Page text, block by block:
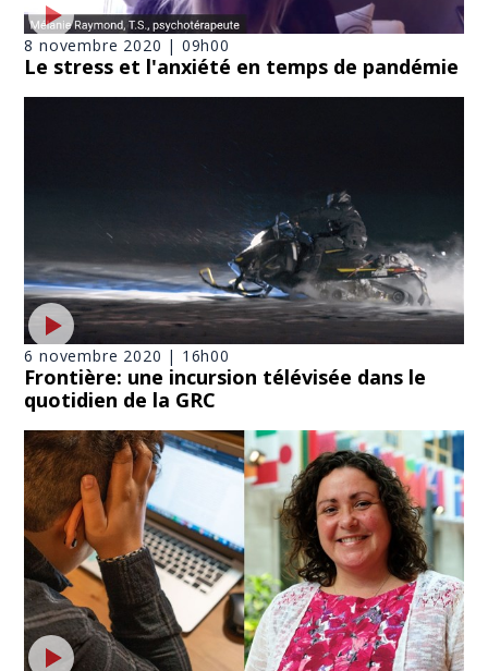
8 novembre 2020 | 09h00
Le stress et l'anxiété en temps de pandémie
6 novembre 2020 | 16h00
Frontière: une incursion télévisée dans le
quotidien de la GRC